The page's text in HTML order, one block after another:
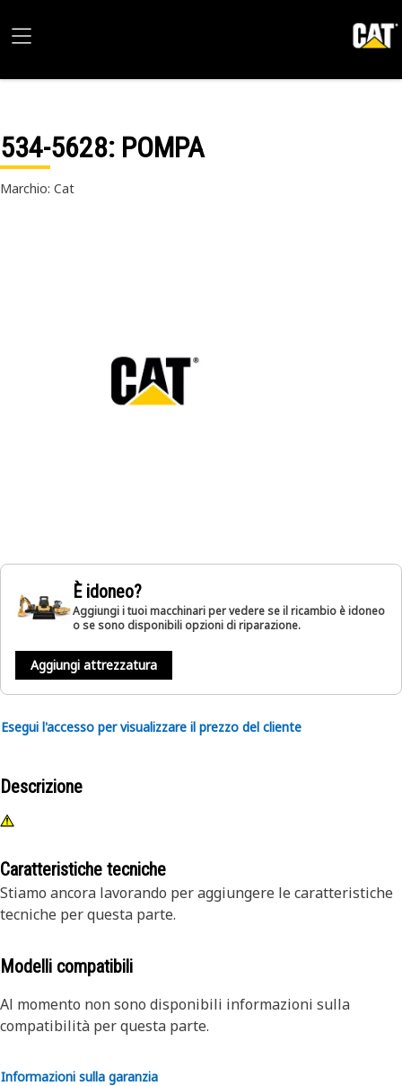
534-5628: POMPA
Marchio: Cat
È idoneo?
Aggiungi i tuoi macchinari per vedere se il ricambio è idoneo
o se sono disponibili opzioni di riparazione.
Aggiungi attrezzatura
Esegui l'accesso per visualizzare il prezzo del cliente
Descrizione
Caratteristiche tecniche
Stiamo ancora lavorando per aggiungere le caratteristiche
tecniche per questa parte.
Modelli compatibili
Al momento non sono disponibili informazioni sulla
compatibilità per questa parte.
Informazioni sulla garanzia